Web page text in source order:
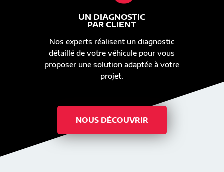
UN DIAGNOSTIC
PAR CLIENT
Nos experts réalisent un diagnostic
détaillé de votre véhicule pour vous
proposer une solution adaptée à votre
projet.
NOUS DÉCOUVRIR